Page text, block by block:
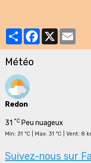
PartagerFacebook
X
Météo
Redon
31 °C Peu nuageux
Min: 31 °C | Max: 31 °C | Vent: 8
Suivez-nous sur